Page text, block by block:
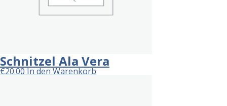
Schnitzel Ala Vera
€20.00In den Warenkorb